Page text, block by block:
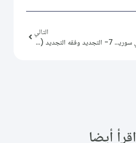
رموز وأعلام الدّولة في سورية (1) شكري القوتلي
التالي
7- التجديد وفقه التجديد (4): د. إحسان بعدراني
اقرأ أيضا